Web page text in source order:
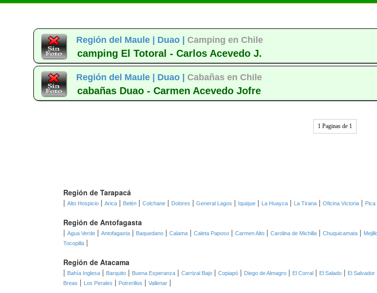
Región del Maule | Duao |Camping en Chile
camping El Totoral - Carlos Acevedo J.
Región del Maule | Duao |Cabañas en Chile
cabañas Duao - Carmen Acevedo Jofre
1 Paginas de 1
Región de Tarapacá
| Alto Hospicio | Arica | Belén | Colchane | Dolores | General Lagos | Iquique | La Huayca | La Tirana | Oficina Victoria | Pica
Región de Antofagasta
| Agua Verde | Antofagasta | Baquedano | Calama | Caleta Paposo | Carmen Alto | Carolina de Michilla | Chuquicamata |
Tocopilla |
Región de Atacama
| Bahía Inglesa | Barquito | Buena Esperanza | Carrizal Bajo | Copiapó | Diego de Almagro | El Corral | El Salado | El Salvador
Breas | Los Perales | Potrerillos | Vallenar |